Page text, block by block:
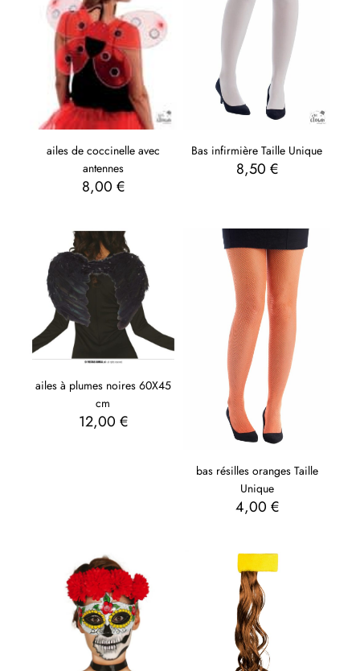
ailes de coccinelle avec
antennes
8,00 €
Bas infirmière Taille Unique
8,50 €
ailes à plumes noires 60X45
cm
12,00 €
bas résilles oranges Taille
Unique
4,00 €